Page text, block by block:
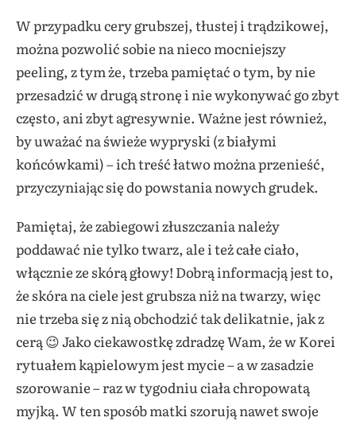
W przypadku cery grubszej, tłustej i trądzikowej,
można pozwolić sobie na nieco mocniejszy
peeling, z tym że, trzeba pamiętać o tym, by nie
przesadzić w drugą stronę i nie wykonywać go zbyt
często, ani zbyt agresywnie. Ważne jest również,
by uważać na świeże wypryski (z białymi
końcówkami) – ich treść łatwo można przenieść,
przyczyniając się do powstania nowych grudek.
Pamiętaj, że zabiegowi złuszczania należy
poddawać nie tylko twarz, ale i też całe ciało,
włącznie ze skórą głowy! Dobrą informacją jest to,
że skóra na ciele jest grubsza niż na twarzy, więc
nie trzeba się z nią obchodzić tak delikatnie, jak z
cerą 😉 Jako ciekawostkę zdradzę Wam, że w Korei
rytuałem kąpielowym jest mycie – a w zasadzie
szorowanie – raz w tygodniu ciała chropowatą
myjką. W ten sposób matki szorują nawet swoje